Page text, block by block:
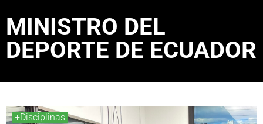
MINISTRO DEL
DEPORTE DE ECUADOR
+Disciplinas